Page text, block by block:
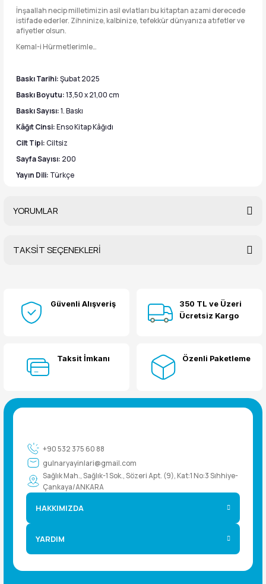
İnşaallah necip milletimizin asil evlatları bu kitaptan azami derecede
istifade ederler. Zihninize, kalbinize, tefekkür dünyanıza atıfetler ve
afiyetler olsun.
Kemal-i Hürmetlerimle…
Baskı Tarihi:Şubat 2025
Baskı Boyutu:13,50 x 21,00 cm
Baskı Sayısı:1. Baskı
Kâğıt Cinsi:Enso Kitap Kâğıdı
Cilt Tipi:Ciltsiz
Sayfa Sayısı: 200
Yayın Dili: Türkçe
YORUMLAR
Yorum Yaz
TAKSİT SEÇENEKLERİ
Güvenli Alışveriş
350 TL ve Üzeri
Ücretsiz Kargo
Taksit İmkanı Özenli Paketleme
+90 532 375 60 88
gulnaryayinlari@gmail.com
Sağlık Mah., Sağlık-1 Sok., Sözeri Apt. (9), Kat:1 No:3 Sıhhiye-
Çankaya/ANKARA
HAKKIMIZDA
YARDIM